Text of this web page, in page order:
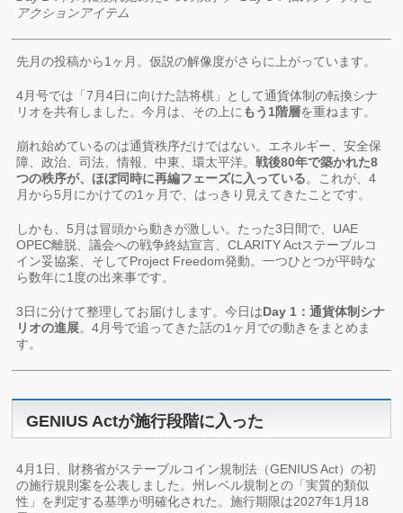
アクションアイテム
先月の投稿から1ヶ月。仮説の解像度がさらに上がっています。
4月号では「7月4日に向けた詰将棋」として通貨体制の転換シナ
リオを共有しました。今月は、その上に もう1階層を重ねます。
崩れ始めているのは通貨秩序だけではない。エネルギー、安全保
障、政治、司法、情報、中東、環太平洋。戦後80年で築かれた8
つの秩序が、ほぼ同時に再編フェーズに入っている。これが、4
月から5月にかけての1ヶ月で、はっきり見えてきたことです。
しかも、5月は冒頭から動きが激しい。たった3日間で、UAE
OPEC離脱、議会への戦争終結宣言、CLARITY Actステーブルコ
イン妥協案、そしてProject Freedom発動。一つひとつが平時な
ら数年に1度の出来事です。
3日に分けて整理してお届けします。今日はDay 1：通貨体制シナ
リオの進展。4月号で追ってきた話の1ヶ月での動きをまとめま
す。
GENIUS Actが施行段階に入った
4月1日、財務省がステーブルコイン規制法（GENIUS Act）の初
の施行規則案を公表しました。州レベル規制との「実質的類似
性」を判定する基準が明確化された。施行期限は2027年1月18